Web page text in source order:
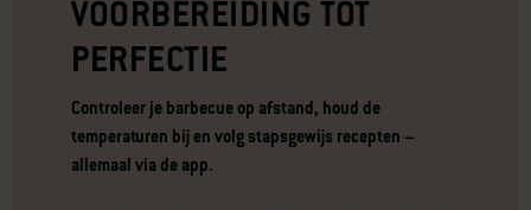
VOORBEREIDING TOT
PERFECTIE
Controleer je barbecue op afstand, houd de
temperaturen bij en volg stapsgewijs recepten –
allemaal via de app.